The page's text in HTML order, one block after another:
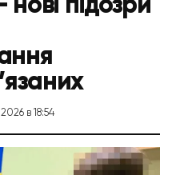
в 18:54